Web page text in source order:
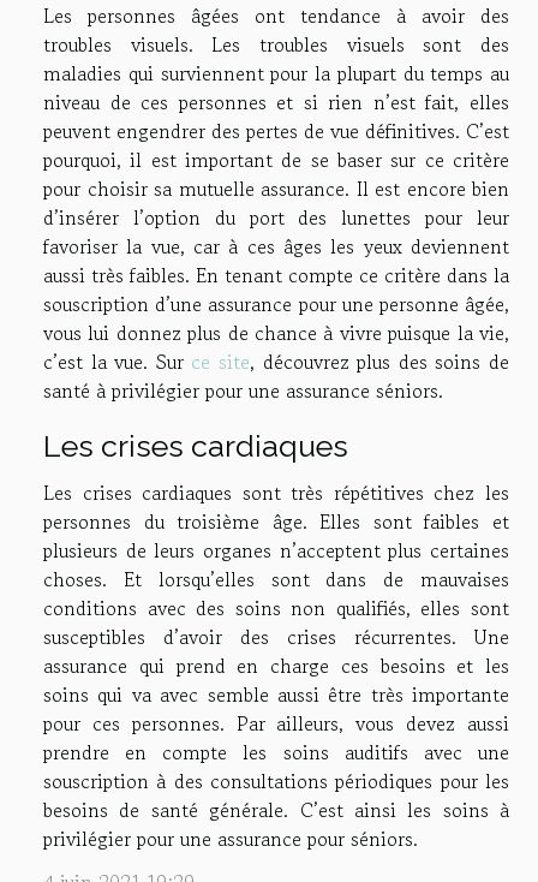
Les personnes âgées ont tendance à avoir des
troubles visuels. Les troubles visuels sont des
maladies qui surviennent pour la plupart du temps au
niveau de ces personnes et si rien n’est fait, elles
peuvent engendrer des pertes de vue définitives. C’est
pourquoi, il est important de se baser sur ce critère
pour choisir sa mutuelle assurance. Il est encore bien
d’insérer l’option du port des lunettes pour leur
favoriser la vue, car à ces âges les yeux deviennent
aussi très faibles. En tenant compte ce critère dans la
souscription d’une assurance pour une personne âgée,
vous lui donnez plus de chance à vivre puisque la vie,
c’est la vue. Sur ce site, découvrez plus des soins de
santé à privilégier pour une assurance séniors.
Les crises cardiaques
Les crises cardiaques sont très répétitives chez les
personnes du troisième âge. Elles sont faibles et
plusieurs de leurs organes n’acceptent plus certaines
choses. Et lorsqu’elles sont dans de mauvaises
conditions avec des soins non qualifiés, elles sont
susceptibles d’avoir des crises récurrentes. Une
assurance qui prend en charge ces besoins et les
soins qui va avec semble aussi être très importante
pour ces personnes. Par ailleurs, vous devez aussi
prendre en compte les soins auditifs avec une
souscription à des consultations périodiques pour les
besoins de santé générale. C’est ainsi les soins à
privilégier pour une assurance pour séniors.